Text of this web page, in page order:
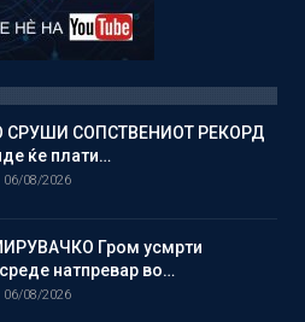
СРУШИ СОПСТВЕНИОТ РЕКОРД
ќе плати…
06/08/2026
Гром усмрти
натпревар во…
06/08/2026